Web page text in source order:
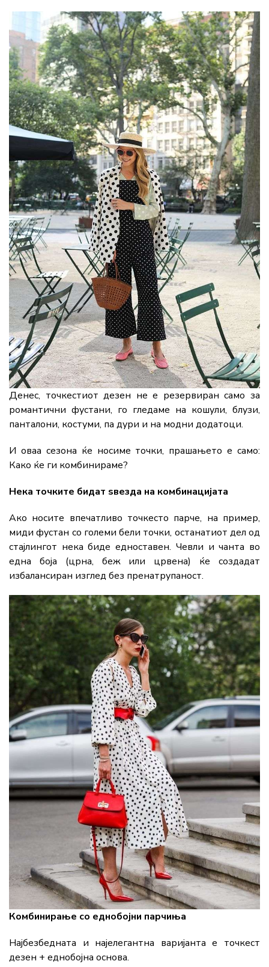
Денес, точкестиот дезен не е резервиран само за
романтични фустани, го гледаме на кошули, блузи,
панталони, костуми, па дури и на модни додатоци.
И оваа сезона ќе носиме точки, прашањето е само:
Какo ќе ги комбинираме?
Нека точките бидат ѕвезда на комбинацијата
Ако носите впечатливо точкесто парче, на пример,
миди фустан со големи бели точки, останатиот дел од
стајлингот нека биде едноставен. Чевли и чанта во
една боја (црна, беж или црвена) ќе создадат
избалансиран изглед без пренатрупаност.
Комбинирање со еднобојни парчиња
Најбезбедната и најелегантна варијанта е точкест
дезен + еднобојна основа.